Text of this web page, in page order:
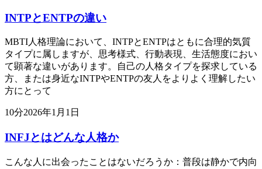
INTPとENTPの違い
MBTI人格理論において、INTPとENTPはともに合理的気質
タイプに属しますが、思考様式、行動表現、生活態度におい
て顕著な違いがあります。自己の人格タイプを探求している
方、または身近なINTPやENTPの友人をよりよく理解したい
方にとって
10分2026年1月1日
INFJとはどんな人格か
こんな人に出会ったことはないだろうか：普段は静かで内向